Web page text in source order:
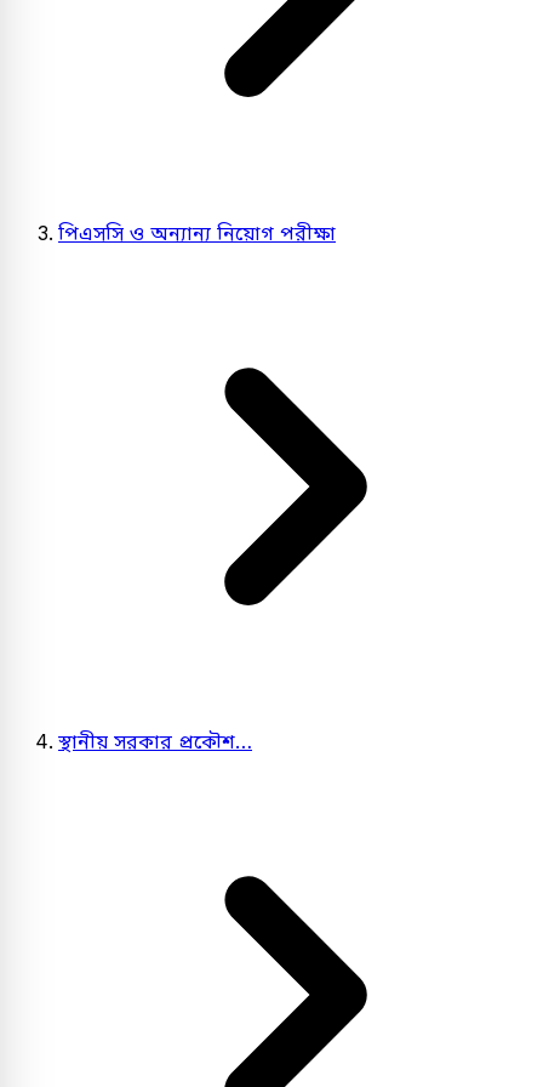
পিএসসি ও অন্যান্য নিয়োগ পরীক্ষা
স্থানীয় সরকার প্রকৌশ…